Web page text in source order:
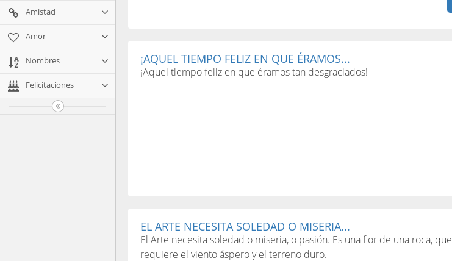
Amistad
Amor
Nombres
Felicitaciones
¡AQUEL TIEMPO FELIZ EN QUE ÉRAMOS...
¡Aquel tiempo feliz en que éramos tan desgraciados!
EL ARTE NECESITA SOLEDAD O MISERIA...
El Arte necesita soledad o miseria, o pasión. Es una flor de una roca, que
requiere el viento áspero y el terreno duro.